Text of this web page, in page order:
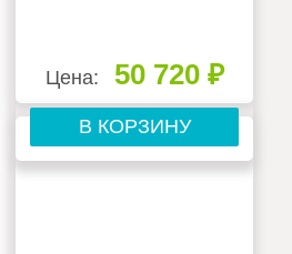
Цена: 50 720 ₽
В КОРЗИНУ